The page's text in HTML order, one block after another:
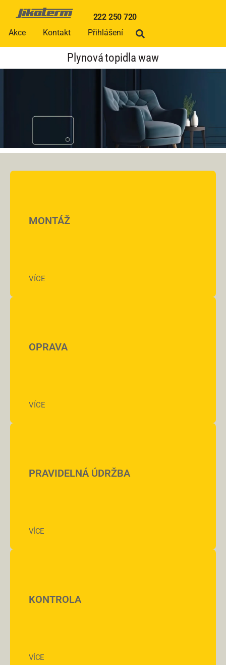
222 250 720
Akce
Kontakt Přihlášení
Plynová topidla waw
MONTÁŽ
VÍCE
OPRAVA
VÍCE
PRAVIDELNÁ ÚDRŽBA
VÍCE
KONTROLA
VÍCE